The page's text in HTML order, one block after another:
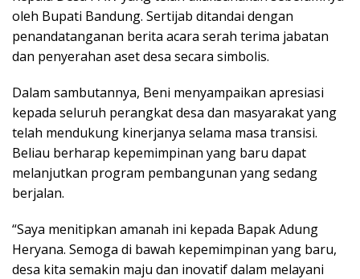
oleh Bupati Bandung. Sertijab ditandai dengan
penandatanganan berita acara serah terima jabatan
dan penyerahan aset desa secara simbolis.
Dalam sambutannya, Beni menyampaikan apresiasi
kepada seluruh perangkat desa dan masyarakat yang
telah mendukung kinerjanya selama masa transisi.
Beliau berharap kepemimpinan yang baru dapat
melanjutkan program pembangunan yang sedang
berjalan.
“Saya menitipkan amanah ini kepada Bapak Adung
Heryana. Semoga di bawah kepemimpinan yang baru,
desa kita semakin maju dan inovatif dalam melayani